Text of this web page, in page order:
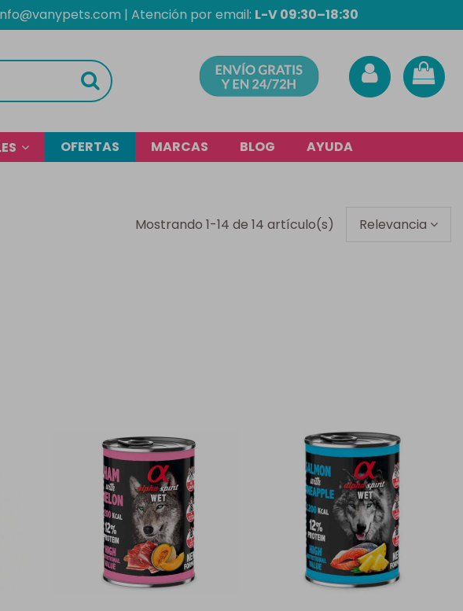
| Atención por email: L-V 09:30–18:30
OFERTAS MARCAS BLOG AYUDA
Mostrando 1-14 de 14 artículo(s) Relevancia